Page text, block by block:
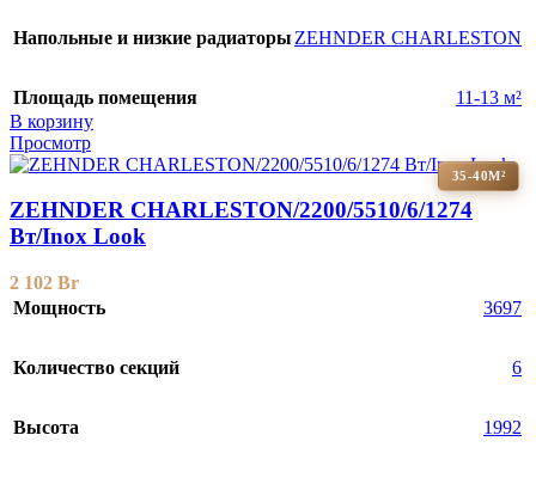
Напольные и низкие радиаторы ZEHNDER CHARLESTON
Площадь помещения
11-13 м²
В корзину
Просмотр
35-40М²
ZEHNDER CHARLESTON/2200/5510/6/1274
Вт/Inox Look
2 102 Br
Мощность
3697
Количество секций 6
Высота 1992